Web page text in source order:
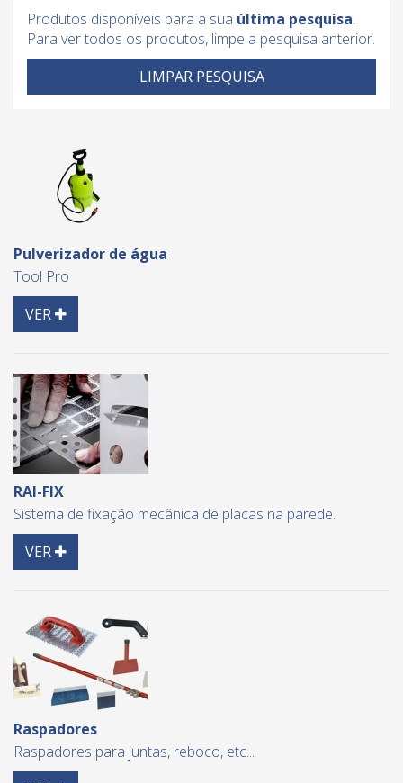
Produtos disponíveis para a sua última pesquisa.
Para ver todos os produtos, limpe a pesquisa anterior.
LIMPAR PESQUISA
Pulverizador de água
Tool Pro
VER
Detail
RAI-FIX
Sistema de fixação mecânica de placas na parede.
VER
Detail
Raspadores
Raspadores para juntas, reboco, etc...